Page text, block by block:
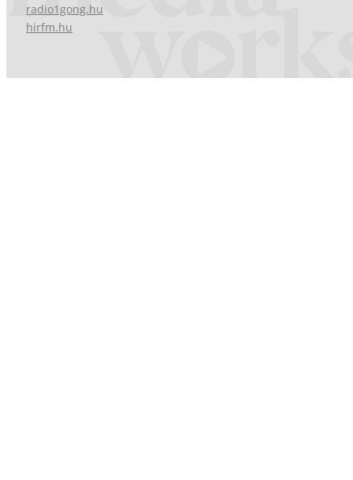
radio1gong.hu
hirfm.hu